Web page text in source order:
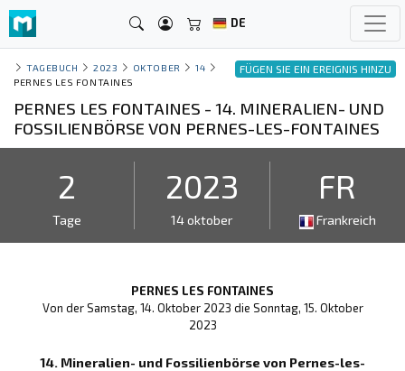
DE
FÜGEN SIE EIN EREIGNIS HINZU
TAGEBUCH 2023 OKTOBER
14
PERNES LES FONTAINES
PERNES LES FONTAINES - 14. MINERALIEN- UND
FOSSILIENBÖRSE VON PERNES-LES-FONTAINES
2
Tage
2023
14 oktober
FR
Frankreich
PERNES LES FONTAINES
Von der Samstag, 14. Oktober 2023 die Sonntag, 15. Oktober
2023
14. Mineralien- und Fossilienbörse von Pernes-les-